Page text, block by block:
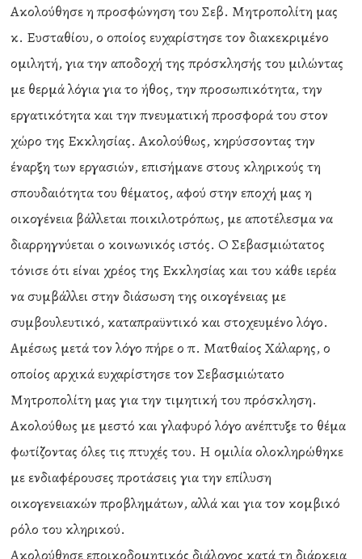
Ακολούθησε η προσφώνηση του Σεβ. Μητροπολίτη μας
κ. Ευσταθίου, ο οποίος ευχαρίστησε τον διακεκριμένο
ομιλητή, για την αποδοχή της πρόσκλησής του μιλώντας
με θερμά λόγια για το ήθος, την προσωπικότητα, την
εργατικότητα και την πνευματική προσφορά του στον
χώρο της Εκκλησίας. Ακολούθως, κηρύσσοντας την
έναρξη των εργασιών, επισήμανε στους κληρικούς τη
σπουδαιότητα του θέματος, αφού στην εποχή μας η
οικογένεια βάλλεται ποικιλοτρόπως, με αποτέλεσμα να
διαρρηγνύεται ο κοινωνικός ιστός. Ο Σεβασμιώτατος
τόνισε ότι είναι χρέος της Εκκλησίας και του κάθε ιερέα
να συμβάλλει στην διάσωση της οικογένειας με
συμβουλευτικό, καταπραϋντικό και στοχευμένο λόγο.
Αμέσως μετά τον λόγο πήρε ο π. Ματθαίος Χάλαρης, ο
οποίος αρχικά ευχαρίστησε τον Σεβασμιώτατο
Μητροπολίτη μας για την τιμητική του πρόσκληση.
Ακολούθως με μεστό και γλαφυρό λόγο ανέπτυξε το θέμα
φωτίζοντας όλες τις πτυχές του. Η ομιλία ολοκληρώθηκε
με ενδιαφέρουσες προτάσεις για την επίλυση
οικογενειακών προβλημάτων, αλλά και για τον κομβικό
ρόλο του κληρικού.
Ακολούθησε εποικοδομητικός διάλογος κατά τη διάρκεια